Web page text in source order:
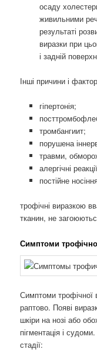
осаду
живильними
результаті
виразки при
і задній
Інші причини і
гіпертонія;
тромбангиит;
порушена
травми,
алергічні
постійне
трофічні виразкою
тканин, не
Симптоми
Симптоми трофічної
раптово. Появі
шкіри на нозі або
пігментація і
стадії: